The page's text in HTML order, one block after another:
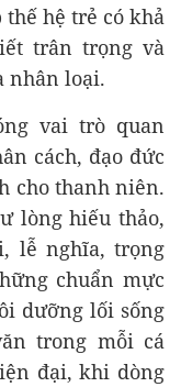
hệ trẻ có khả
trân trọng và
nhân loại.
vai trò quan
cách, đạo đức
cho thanh niên.
lòng hiếu thảo,
lễ nghĩa, trọng
chuẩn mực
dưỡng lối sống
trong mỗi cá
đại, khi dòng